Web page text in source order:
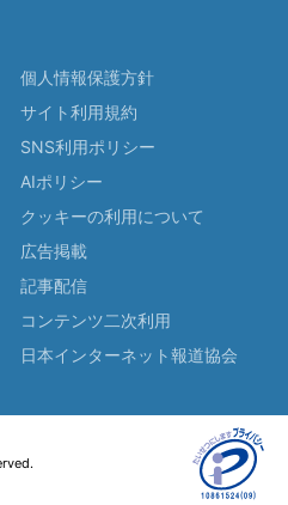
個人情報保護方針
サイト利用規約
SNS利用ポリシー
AIポリシー
クッキーの利用について
広告掲載
記事配信
コンテンツ二次利用
日本インターネット報道協会